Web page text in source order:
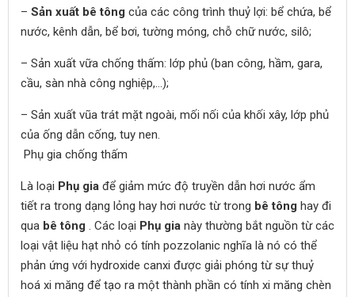
– Sản xuất bê tông của các công trình thuỷ lợi: bể chứa, bể
nước, kênh dẫn, bể bơi, tường móng, chỗ chữ nước, silô;
– Sản xuất vữa chống thấm: lớp phủ (ban công, hầm, gara,
cầu, sàn nhà công nghiệp,…);
– Sản xuất vũa trát mặt ngoài, mối nối của khối xây, lớp phủ
của ống dẫn cống, tuy nen.
Phụ gia chống thấm
Là loại Phụ gia để giảm mức độ truyền dẫn hơi nước ẩm
tiết ra trong dạng lỏng hay hơi nước từ trong bê tông hay đi
qua bê tông . Các loại Phụ gia này thường bắt nguồn từ các
loại vật liệu hạt nhỏ có tính pozzolanic nghĩa là nó có thể
phản ứng với hydroxide canxi được giải phóng từ sự thuỷ
hoá xi măng để tạo ra một thành phần có tính xi măng chèn